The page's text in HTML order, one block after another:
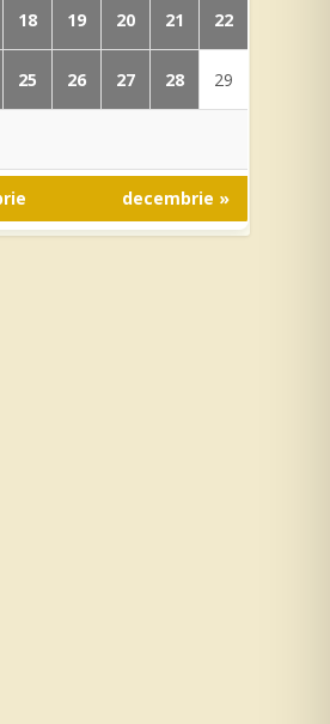
18 19 20 21 22
25 26 27 28 29
decembrie »